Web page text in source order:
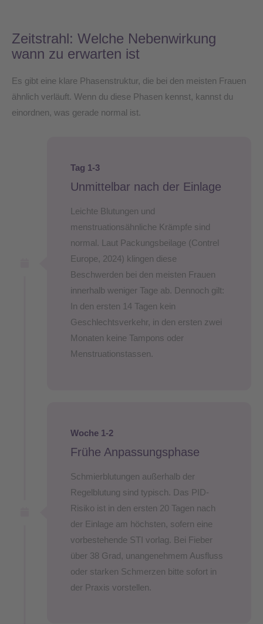
Zeitstrahl: Welche Nebenwirkung
wann zu erwarten ist
Es gibt eine klare Phasenstruktur, die bei den meisten Frauen
ähnlich verläuft. Wenn du diese Phasen kennst, kannst du
einordnen, was gerade normal ist.
Tag 1-3
Unmittelbar nach der Einlage
Leichte Blutungen und
menstruationsähnliche Krämpfe sind
normal. Laut Packungsbeilage (Contrel
Europe, 2024) klingen diese
Beschwerden bei den meisten Frauen
innerhalb weniger Tage ab. Dennoch gilt:
In den ersten 14 Tagen kein
Geschlechtsverkehr, in den ersten zwei
Monaten keine Tampons oder
Menstruationstassen.
Woche 1-2
Frühe Anpassungsphase
Schmierblutungen außerhalb der
Regelblutung sind typisch. Das PID-
Risiko ist in den ersten 20 Tagen nach
der Einlage am höchsten, sofern eine
vorbestehende STI vorlag. Bei Fieber
über 38 Grad, unangenehmem Ausfluss
oder starken Schmerzen bitte sofort in
der Praxis vorstellen.